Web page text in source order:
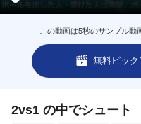
この動画は5秒のサンプル動
無料ピック
2vs1 の中でシュート